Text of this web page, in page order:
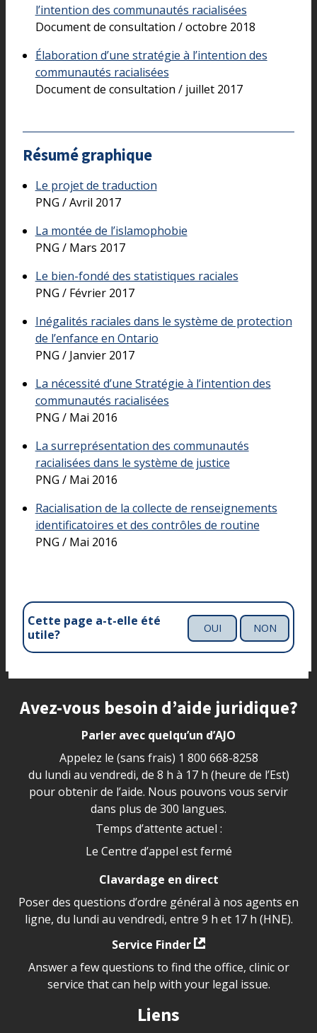
l’intention des communautés racialisées
Document de consultation / octobre 2018
Élaboration d’une stratégie à l’intention des
communautés racialisées
Document de consultation / juillet 2017
Résumé graphique
Le projet de traduction
PNG / Avril 2017
La montée de l’islamophobie
PNG / Mars 2017
Le bien-fondé des statistiques raciales
PNG / Février 2017
Inégalités raciales dans le système de protection
de l’enfance en Ontario
PNG / Janvier 2017
La nécessité d’une Stratégie à l’intention des
communautés racialisées
PNG / Mai 2016
La surreprésentation des communautés
racialisées dans le système de justice
PNG / Mai 2016
Racialisation de la collecte de renseignements
identificatoires et des contrôles de routine
PNG / Mai 2016
Cette page a-t-elle été
utile?
OUI NON
Site footer
Avez-vous besoin d’aide juridique?
Parler avec quelqu’un d’AJO
Appelez le (sans frais) 1 800 668-8258
du lundi au vendredi, de 8 h à 17 h (heure de l’Est)
pour obtenir de l’aide. Nous pouvons vous servir
dans plus de 300 langues.
Temps d’attente actuel :
Le Centre d’appel est fermé
Clavardage en direct
Poser des questions d’ordre général à nos agents en
ligne, du lundi au vendredi, entre 9 h et 17 h (HNE).
Service Finder
Answer a few questions to find the office, clinic or
service that can help with your legal issue.
Liens